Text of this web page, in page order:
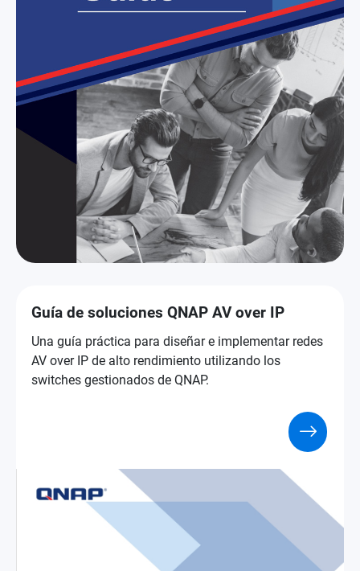
Guía de soluciones QNAP AV over IP
Una guía práctica para diseñar e implementar redes
AV over IP de alto rendimiento utilizando los
switches gestionados de QNAP.